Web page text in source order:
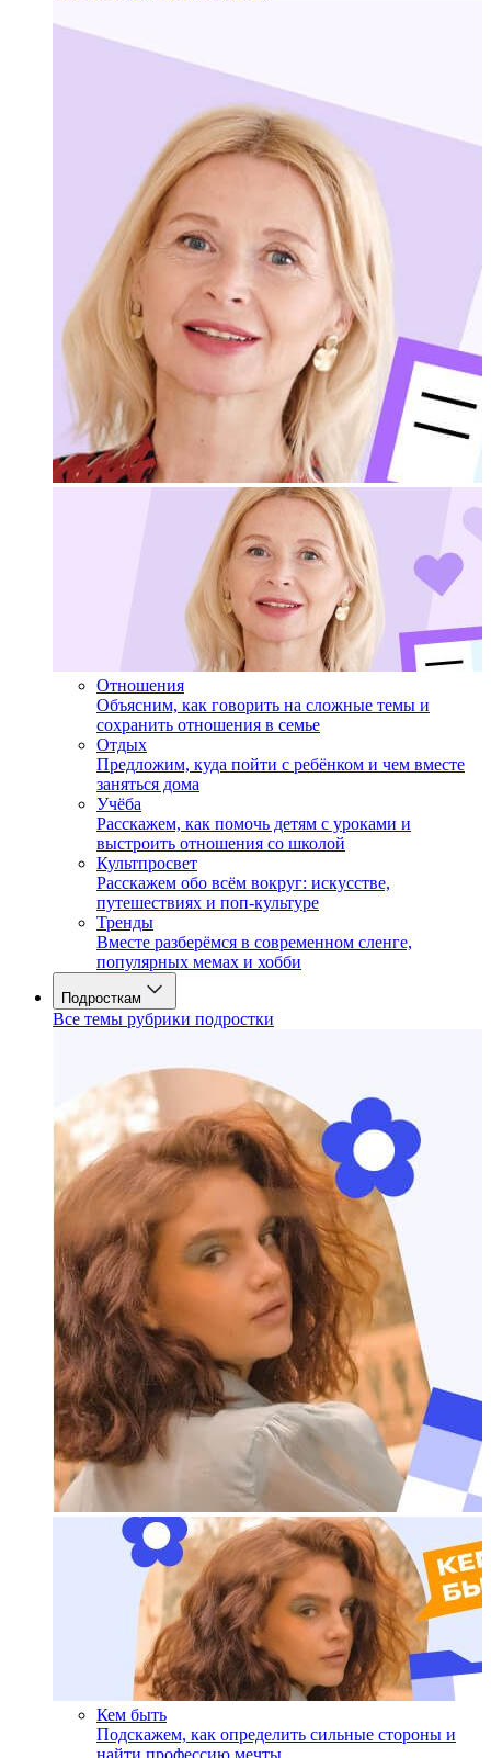
Отношения
Объясним, как говорить на сложные темы и
сохранить отношения в семье
Отдых
Предложим, куда пойти с ребёнком и чем вместе
заняться дома
Учёба
Расскажем, как помочь детям с уроками и
выстроить отношения со школой
Культпросвет
Расскажем обо всём вокруг: искусстве,
путешествиях и поп-культуре
Тренды
Вместе разберёмся в современном сленге,
популярных мемах и хобби
Подросткам
Все темы рубрики подростки
Кем быть
Подскажем, как определить сильные стороны и
найти профессию мечты